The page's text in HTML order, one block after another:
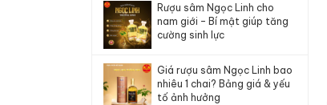
Rượu sâm Ngọc Linh cho
nam giới – Bí mật giúp tăng
cường sinh lực
Giá rượu sâm Ngọc Linh bao
nhiêu 1 chai? Bảng giá & yếu
tố ảnh hưởng